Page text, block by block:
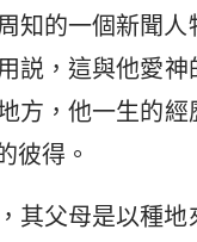
知的一個新聞
説，這與他愛神
方，他一生的經
彼得。
其父母是以種